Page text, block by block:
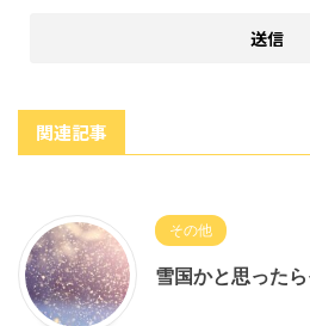
関連記事
その他
雪国かと思った